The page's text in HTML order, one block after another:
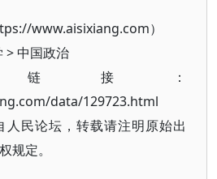
www.aisixiang.com）
>中国政治
接：
data/129723.html
民论坛，转载请注明原始出
规定。